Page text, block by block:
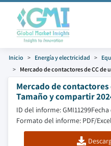
Inicio Energía y electricidad
Mercado de contactores de CC de
Mercado de contactores
Tamaño y compartir
ID del informe: GMI11299
Formato del informe: PDF/